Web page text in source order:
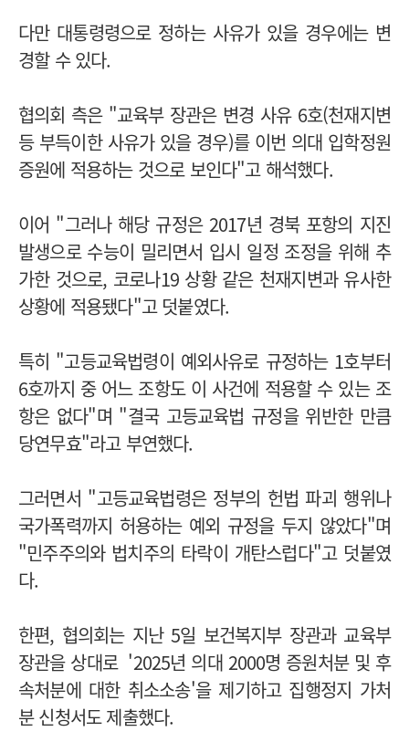
다만 대통령령으로 정하는 사유가 있을 경우에는 변
경할 수 있다.
협의회 측은 "교육부 장관은 변경 사유 6호(천재지변
등 부득이한 사유가 있을 경우)를 이번 의대 입학정원
증원에 적용하는 것으로 보인다"고 해석했다.
이어 "그러나 해당 규정은 2017년 경북 포항의 지진
발생으로 수능이 밀리면서 입시 일정 조정을 위해 추
가한 것으로, 코로나19 상황 같은 천재지변과 유사한
상황에 적용됐다"고 덧붙였다.
특히 "고등교육법령이 예외사유로 규정하는 1호부터
6호까지 중 어느 조항도 이 사건에 적용할 수 있는 조
항은 없다"며 "결국 고등교육법 규정을 위반한 만큼
당연무효"라고 부연했다.
그러면서 "고등교육법령은 정부의 헌법 파괴 행위나
국가폭력까지 허용하는 예외 규정을 두지 않았다"며
"민주주의와 법치주의 타락이 개탄스럽다"고 덧붙였
다.
한편, 협의회는 지난 5일 보건복지부 장관과 교육부
장관을 상대로 '2025년 의대 2000명 증원처분 및 후
속처분에 대한 취소소송'을 제기하고 집행정지 가처
분 신청서도 제출했다.